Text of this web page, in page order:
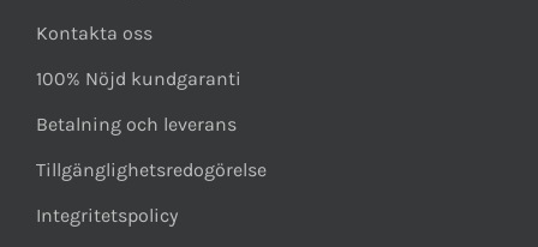
Kontakta oss
100% Nöjd kundgaranti
Betalning och leverans
Tillgänglighetsredogörelse
Integritetspolicy